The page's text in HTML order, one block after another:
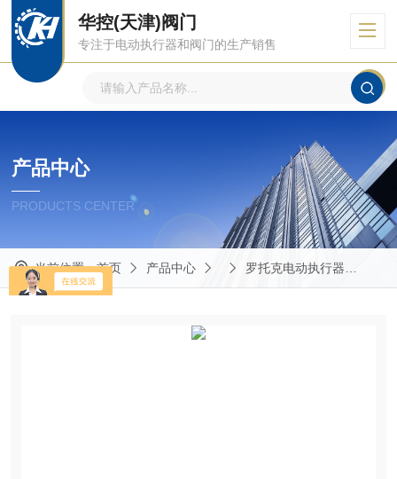
华控(天津)阀门
专注于电动执行器和阀门的生产销售
产品中心
PRODUCTS CENTER
当前位置：首页 产品中心 罗托克电动执行器